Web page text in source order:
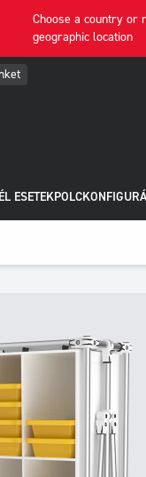
Choose a country or
geographic location
ESETEK